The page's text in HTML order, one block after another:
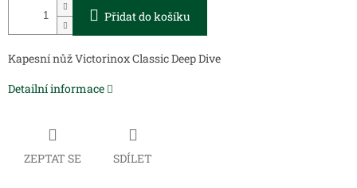
Přidat do košíku
Kapesní nůž Victorinox Classic Deep Dive
Detailní informace
ZEPTAT SE SDÍLET